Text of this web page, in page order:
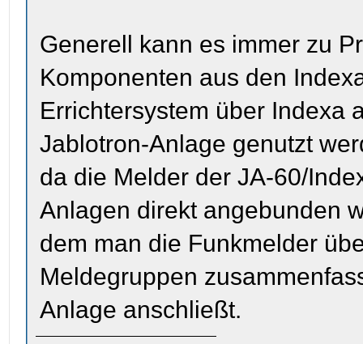
Generell kann es immer zu
Komponenten aus den
Errichtersystem über Indexa
Jablotron-Anlage genutzt
da die Melder der JA-60/
Anlagen direkt angebunden
dem man die Funkmelder
Meldegruppen
Anlage anschließt.